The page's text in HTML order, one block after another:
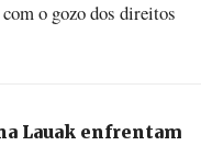
o gozo dos direitos
Lauak enfrentam